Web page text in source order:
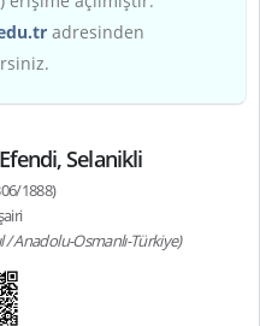
adresinden
Selanikli
1888)
/ Anadolu-Osmanlı-Türkiye)